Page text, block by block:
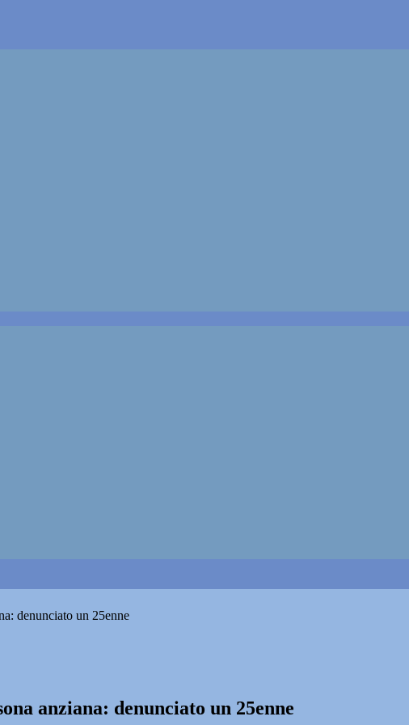
denunciato un 25enne
anziana: denunciato un 25enne